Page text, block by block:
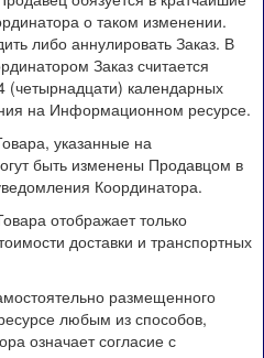
о таком изменении.
либо аннулировать Заказ. В
Заказ считается
(четырнадцати) календарных
на Информационном ресурсе.
указанные на
быть изменены Продавцом в
Координатора.
отображает только
доставки и транспортных
размещенного
любым из способов,
означает согласие с